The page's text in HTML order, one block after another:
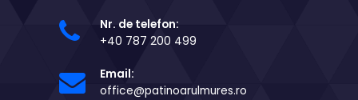
Nr. de telefon:
+40 787 200 499
Email:
office@patinoarulmures.ro